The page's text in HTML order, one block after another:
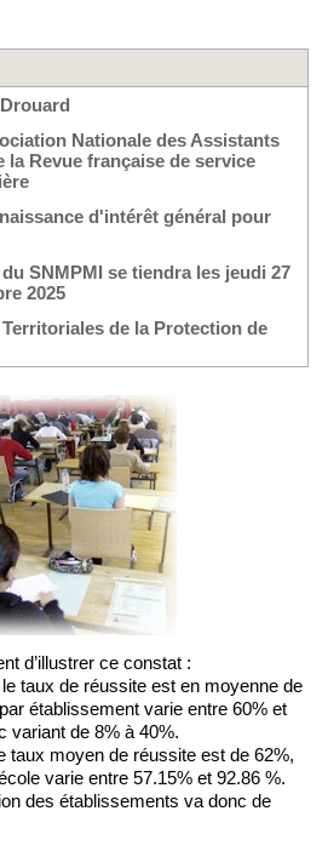
Nationale des Assistants
la Revue française de service
d'intérêt général pour
SNMPMI se tiendra les jeudi 27
2025
de la Protection de
d’illustrer ce constat :
taux de réussite est en moyenne de
établissement varie entre 60% et
variant de 8% à 40%.
taux moyen de réussite est de 62%,
varie entre 57.15% et 92.86 %.
des établissements va donc de